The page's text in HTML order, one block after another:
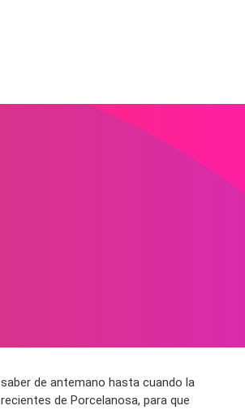
de antemano hasta cuando la
de Porcelanosa, para que